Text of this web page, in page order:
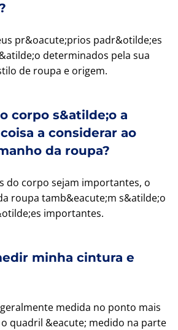
pr&oacute;prios padr&otilde;es
determinados pela sua
de roupa e origem.
corpo s&atilde;o a
a considerar ao
da roupa?
do corpo sejam importantes, o
roupa tamb&eacute;m s&atilde;o
importantes.
minha cintura e
medida no ponto mais
quadril &eacute; medido na parte